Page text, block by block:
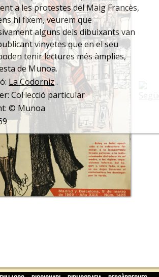
a les protestes del Maig Francès,
hi fixem, veurem que
alguns dels dibuixants van
vinyetes que en el seu
tenir lectures més àmplies,
de Munoa.
La Codorniz.
Col·lecció particular
© Munoa